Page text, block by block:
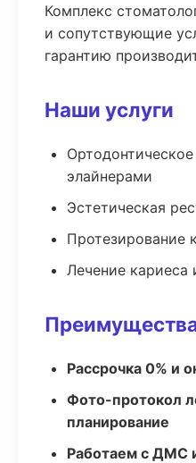
Комплекс
и сопутствующие
гарантию
Наши услуги
элайнерами
Эстетическая
Протезирование
Лечение кариеса
Рассрочка 0% и
Фото-протокол
планирование
Работаем с ДМС